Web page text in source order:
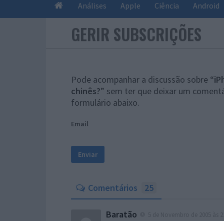
Análises Apple Ciência Android
GERIR SUBSCRIÇÕES
Pode acompanhar a discussão sobre “
chinês?” sem ter que deixar um
formulário abaixo.
Email
Comentários 25
Baratão